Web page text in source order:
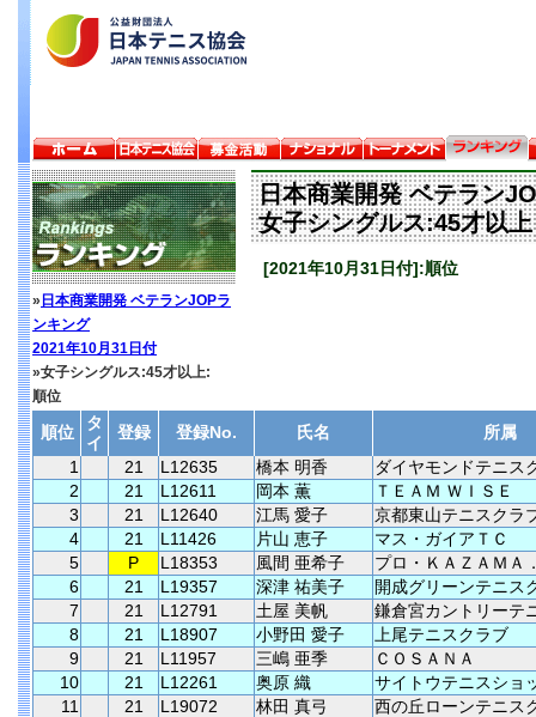
» 日本商業開発 ベテランJOPラ
ンキング
2021年10月31日付
»女子シングルス:45才以上:
順位
日本商業開発 ベテラン
女子シングルス:45才以上
[2021年10月31日付]:順位
順位
タ
イ
登録 登録No. 氏名
所属
1
21 L12635 橋本 明香
ダイヤモンドテニス
2
21 L12611 岡本 薫
ＴＥＡＭ ＷＩＳＥ
3
21 L12640 江馬 愛子
京都東山テニスクラ
4
21 L11426 片山 恵子
マス・ガイアＴＣ
5
P L18353 風間 亜希子
プロ・ＫＡＺＡＭＡ
6
21 L19357 深津 祐美子
開成グリーンテニス
7
21 L12791 土屋 美帆
鎌倉宮カントリーテ
8
21 L18907 小野田 愛子
上尾テニスクラブ
9
21 L11957 三嶋 亜季
ＣＯＳＡＮＡ
10
21 L12261 奥原 織
サイトウテニスショ
11
21 L19072 林田 真弓
西の丘ローンテニス